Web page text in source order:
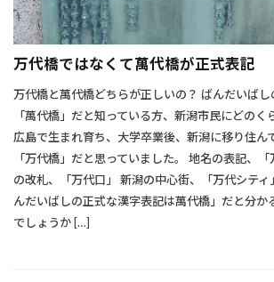
万代橋ではなくて萬代橋が正式表記
万代橋と萬代橋どちらが正しいの？ ばんだいば
「萬代橋」だと知っている方、新潟市民にどのく
広島で生まれ育ち、大学卒業後、新潟に移り住ん
「万代橋」だと思っていました。 地名の表記、
の改札、「万代口」 新潟の中心街、「万代シテ
んだいばしの正式な漢字表記は萬代橋」だと分か
でしょうか […]